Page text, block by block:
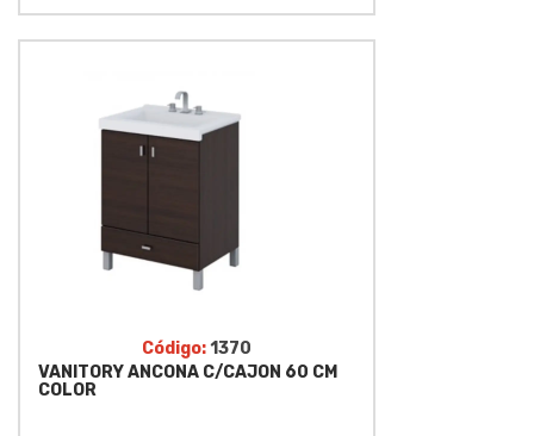
Código:1370
VANITORY ANCONA C/CAJON 60 CM
COLOR